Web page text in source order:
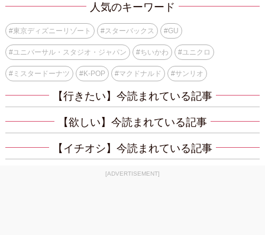
人気のキーワード
#東京ディズニーリゾート #スターバックス #GU
#ユニバーサル・スタジオ・ジャパン #ちいかわ #ユニクロ
#ミスタードーナツ #K-POP #マクドナルド #サンリオ
【行きたい】今読まれている記事
【欲しい】今読まれている記事
【イチオシ】今読まれている記事
[ADVERTISEMENT]